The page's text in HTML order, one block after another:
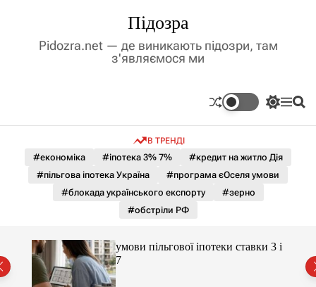
Підозра
Pidozra.net — де виникають підозри, там
з'являємося ми
П
м
к
а
ь
М П
В ТРЕНДІ
#економіка #іпотека 3% 7%
#кредит на житло Дія
#пільгова іпотека Україна
#програма єОселя умови
#блокада українського експорту
#зерно
#обстріли РФ
умови пільгової іпотеки ставки 3 і
7